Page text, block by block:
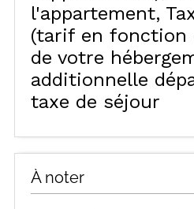
l'appartement
(tarif en fonction
de votre
additionnelle
taxe de séjour
À noter